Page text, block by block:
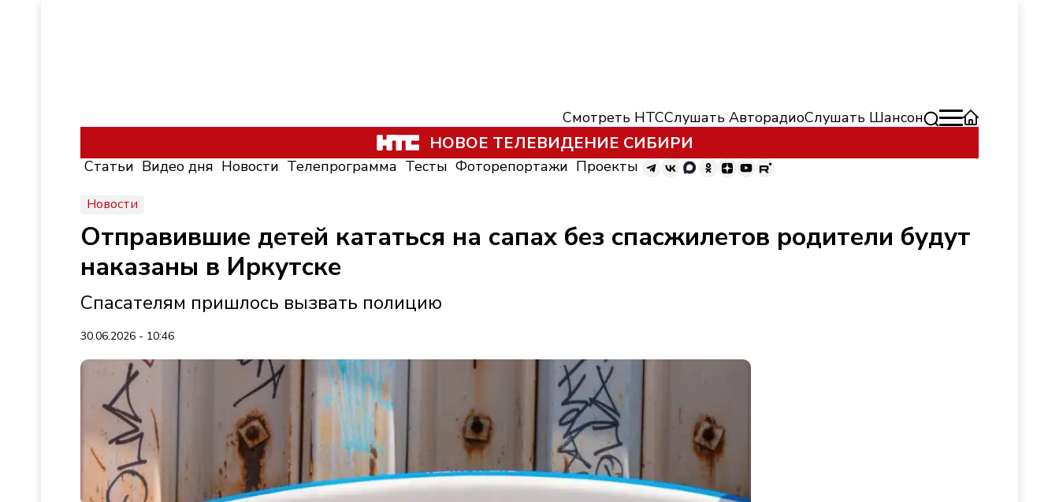
Смотреть НТССлушать АвторадиоСлушать Шансон
НОВОЕ ТЕЛЕВИДЕНИЕ СИБИРИ
Статьи Видео дня Новости Телепрограмма Тесты Фоторепортажи Проекты
Новости
Отправившие детей кататься на сапах без спасжилетов родители будут
наказаны в Иркутске
Спасателям пришлось вызвать полицию
30.06.2026 - 10:46